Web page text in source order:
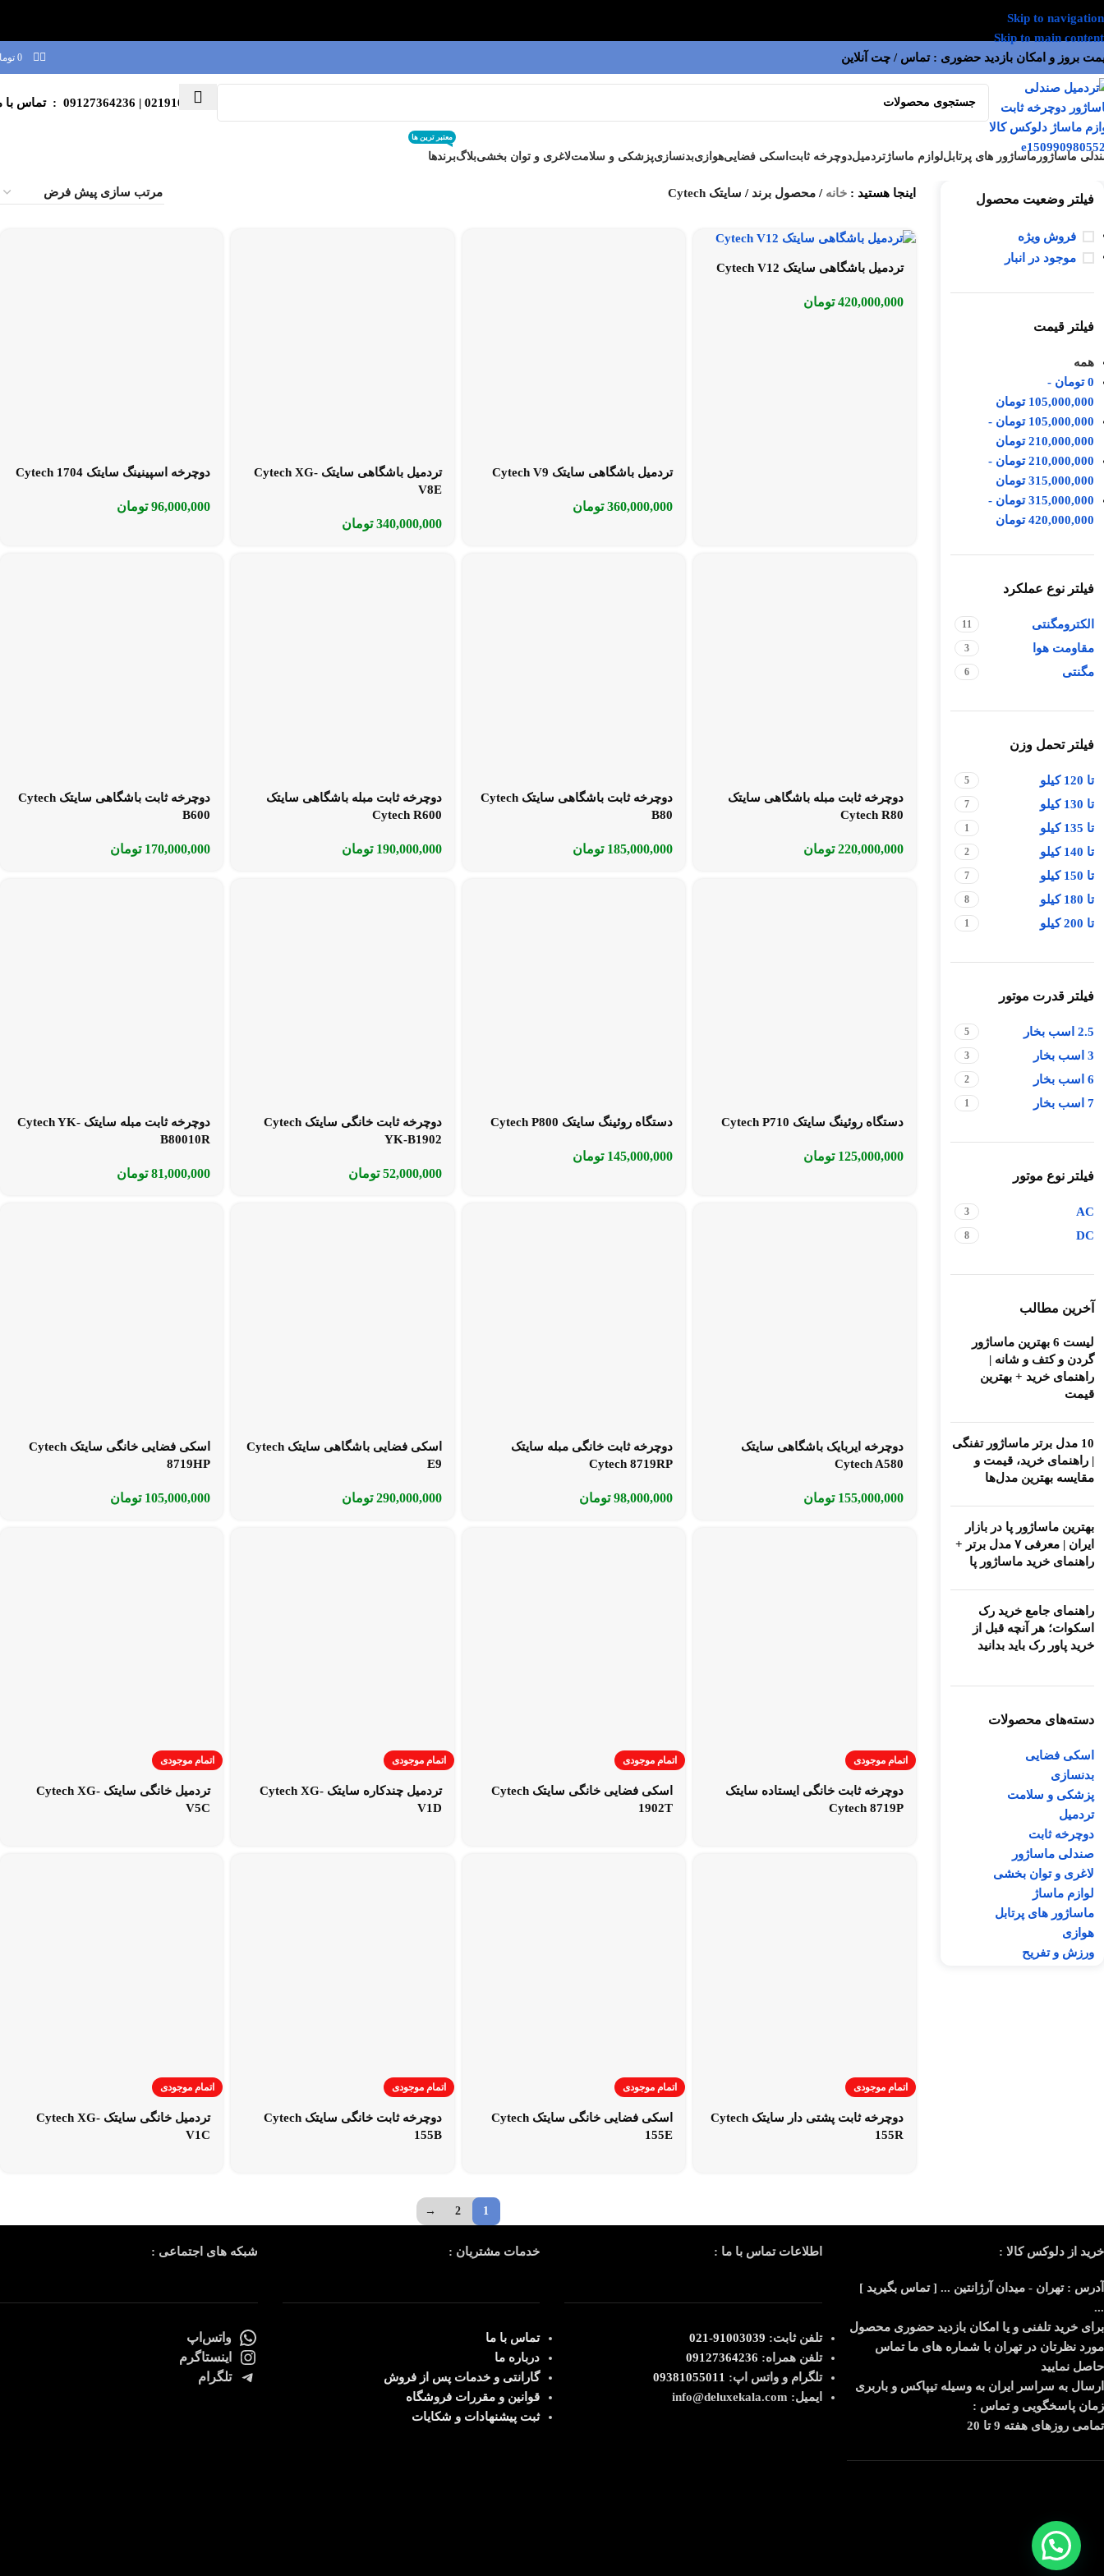
Skip to navigation
Skip to main content
بروز و امکان بازدید حضوری : تماس / چت آنلاین
0
02191003039 | 09127364236 : تماس با ما
ماساژور ماساژور های پرتابللوازم ماساژ تردمیلدوچرخه ثابت اسکی فضاییهوازیبدنسازیپزشکی و سلامتلاغری و توان بخشیبلاگبرندها
معتبر ترین ها
فیلتر وضعیت محصول
فروش ویژه
موجود در انبار
فیلتر قیمت
همه
0 تومان -
105,000,000 تومان
105,000,000 تومان -
210,000,000 تومان
210,000,000 تومان -
315,000,000 تومان
315,000,000 تومان -
420,000,000 تومان
فیلتر نوع عملکرد
الکترومگنتی 11
مقاومت هوا 3
مگنتی 6
فیلتر تحمل وزن
تا 120 کیلو 5
تا 130 کیلو 7
تا 135 کیلو 1
تا 140 کیلو 2
تا 150 کیلو 7
تا 180 کیلو 8
تا 200 کیلو 1
فیلتر قدرت موتور
2.5 اسب بخار 5
3 اسب بخار 3
6 اسب بخار 2
7 اسب بخار 1
فیلتر نوع موتور
AC
3
DC
8
آخرین مطالب
لیست 6 بهترین ماساژور
گردن و کتف و شانه |
راهنمای خرید + بهترین
قیمت
10 مدل برتر ماساژور تفنگی
| راهنمای خرید، قیمت و
مقایسه بهترین مدل‌ها
بهترین ماساژور پا در بازار
ایران | معرفی ۷ مدل برتر +
راهنمای خرید ماساژور پا
راهنمای جامع خرید رک
اسکوات؛ هر آنچه قبل از
خرید پاور رک باید بدانید
دسته‌های محصولات
اسکی فضایی
بدنسازی
پزشکی و سلامت
تردمیل
دوچرخه ثابت
صندلی ماساژور
لاغری و توان بخشی
لوازم ماساژ
ماساژور های پرتابل
هوازی
ورزش و تفریح
اینجا هستید : خانه / محصول برند / سایتک Cytech
تردمیل باشگاهی سایتک Cytech V12
420,000,000 تومان
تردمیل باشگاهی سایتک Cytech V9
360,000,000 تومان
تردمیل باشگاهی سایتک Cytech XG-
V8E
340,000,000 تومان
دوچرخه اسپینینگ سایتک Cytech 1704
96,000,000 تومان
دوچرخه ثابت مبله باشگاهی سایتک
Cytech R80
220,000,000 تومان
دوچرخه ثابت باشگاهی سایتک Cytech
B80
185,000,000 تومان
دوچرخه ثابت مبله باشگاهی سایتک
Cytech R600
190,000,000 تومان
دوچرخه ثابت باشگاهی سایتک Cytech
B600
170,000,000 تومان
دستگاه روئینگ سایتک Cytech P710
125,000,000 تومان
دستگاه روئینگ سایتک Cytech P800
145,000,000 تومان
دوچرخه ثابت خانگی سایتک Cytech
YK-B1902
52,000,000 تومان
دوچرخه ثابت مبله سایتک Cytech YK-
B80010R
81,000,000 تومان
دوچرخه ایربایک باشگاهی سایتک
Cytech A580
155,000,000 تومان
دوچرخه ثابت خانگی مبله سایتک
Cytech 8719RP
98,000,000 تومان
اسکی فضایی باشگاهی سایتک Cytech
E9
290,000,000 تومان
اسکی فضایی خانگی سایتک Cytech
8719HP
105,000,000 تومان
اتمام موجودی
دوچرخه ثابت خانگی ایستاده سایتک
Cytech 8719P
اتمام موجودی
اسکی فضایی خانگی سایتک Cytech
1902T
اتمام موجودی
تردمیل چندکاره سایتک Cytech XG-
V1D
اتمام موجودی
تردمیل خانگی سایتک Cytech XG-
V5C
اتمام موجودی
دوچرخه ثابت پشتی دار سایتک Cytech
155R
اتمام موجودی
اسکی فضایی خانگی سایتک Cytech
155E
اتمام موجودی
دوچرخه ثابت خانگی سایتک Cytech
155B
اتمام موجودی
تردمیل خانگی سایتک Cytech XG-
V1C
1
2
→
خرید از دلوکس کالا :
آدرس : تهران - میدان آرژانتین ... [ تماس بگیرید ]
...
برای خرید تلفنی و یا امکان بازدید حضوری محصول
مورد نظرتان در تهران با شماره های ما تماس
حاصل نمایید
ارسال به سراسر ایران به وسیله تیپاکس و باربری
زمان پاسخگویی و تماس :
تمامی روزهای هفته 9 تا 20
اطلاعات تماس با ما :
تلفن ثابت: 91003039-021
تلفن همراه: 09127364236
تلگرام و واتس اپ: 09381055011
ایمیل: info@deluxekala.com
خدمات مشتریان :
تماس با ما
درباره ما
گارانتی و خدمات پس از فروش
قوانین و مقررات فروشگاه
ثبت پیشنهادات و شکایات
شبکه های اجتماعی :
واتس‌اپ
اینستاگرم
تلگرام